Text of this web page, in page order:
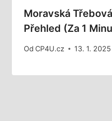
Moravská
Přehled (Za 1
Od CP4U.cz 13. 1. 2025